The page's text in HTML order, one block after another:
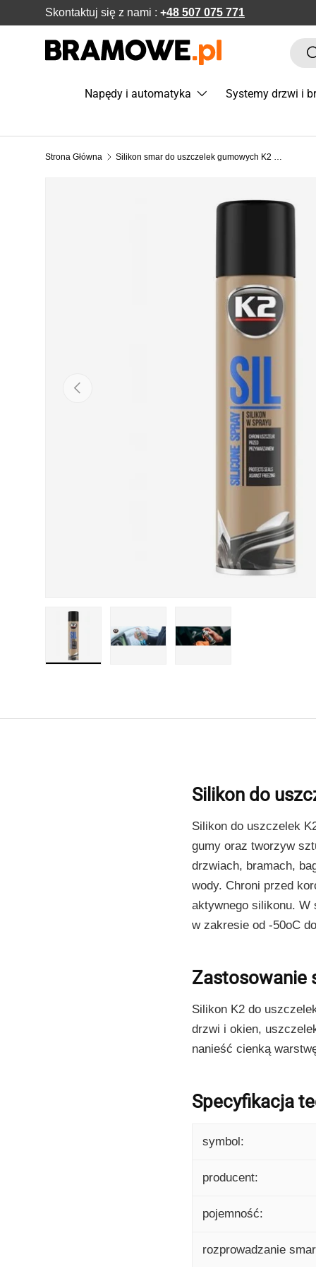
POMIŃ DO ZAWARTOŚCI
Skontaktuj się z nami : +48 507 075 771
Napędy i automatyka Systemy drzwi i
Strona Główna Silikon smar do uszczelek gumowych K2 300ml - K633
POPRZEDNI
Silikon do
Silikon do uszczelek
gumy oraz tworzyw
drzwiach, bramach,
wody. Chroni przed
aktywnego silikonu. W
w zakresie od -50oC
Zastosowanie
Silikon K2 do
drzwi i okien,
nanieść cienką
Specyfikacja
symbol:
producent:
pojemność:
rozprowadzanie